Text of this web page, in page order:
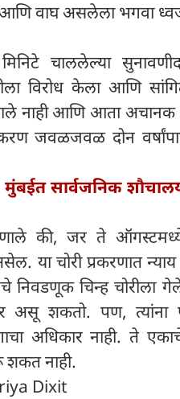
वाघ असलेला भगवा
चाललेल्या
विरोध केला आणि
नाही आणि आता अचानक
जवळजवळ दोन
मुंबईत सार्वजनिक
की, जर ते
या चोरी प्रकरणात
चिन्ह चोरीला
असू शकतो. पण, त्यांना
अधिकार नाही. ते
शकत नाही.
Dixit